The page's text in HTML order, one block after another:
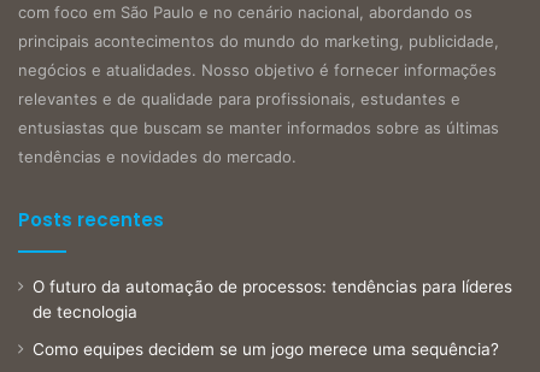
com foco em São Paulo e no cenário nacional, abordando os
principais acontecimentos do mundo do marketing, publicidade,
negócios e atualidades. Nosso objetivo é fornecer informações
relevantes e de qualidade para profissionais, estudantes e
entusiastas que buscam se manter informados sobre as últimas
tendências e novidades do mercado.
Posts recentes
O futuro da automação de processos: tendências para líderes
de tecnologia
Como equipes decidem se um jogo merece uma sequência?